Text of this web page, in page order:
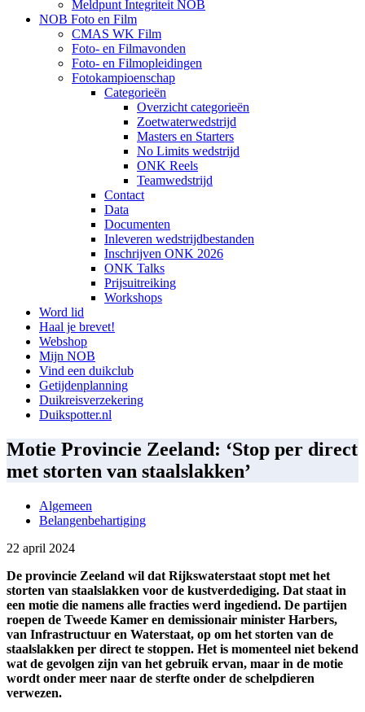
Meldpunt Integriteit NOB
NOB Foto en Film
CMAS WK Film
Foto- en Filmavonden
Foto- en Filmopleidingen
Fotokampioenschap
Categorieën
Overzicht categorieën
Zoetwaterwedstrijd
Masters en Starters
No Limits wedstrijd
ONK Reels
Teamwedstrijd
Contact
Data
Documenten
Inleveren wedstrijdbestanden
Inschrijven ONK 2026
ONK Talks
Prijsuitreiking
Workshops
Word lid
Haal je brevet!
Webshop
Mijn NOB
Vind een duikclub
Getijdenplanning
Duikreisverzekering
Duikspotter.nl
Motie Provincie Zeeland: ‘Stop per direct
met storten van staalslakken’
Algemeen
Belangenbehartiging
22 april 2024
De provincie Zeeland wil dat Rijkswaterstaat stopt met het
storten van staalslakken voor de kustverdediging. Dat staat in
een motie die namens alle fracties werd ingediend. De partijen
roepen de Tweede Kamer en demissionair minister Harbers,
van Infrastructuur en Waterstaat, op om het storten van de
staalslakken per direct te stoppen. Het is momenteel niet bekend
wat de gevolgen zijn van het gebruik ervan, maar in de motie
wordt onder meer naar de sterfte onder de schelpdieren
verwezen.